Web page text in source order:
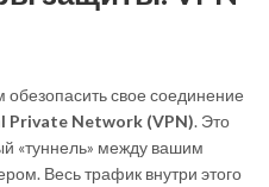
свое соединение
Private Network (VPN). Это
«туннель» между вашим
Весь трафик внутри этого